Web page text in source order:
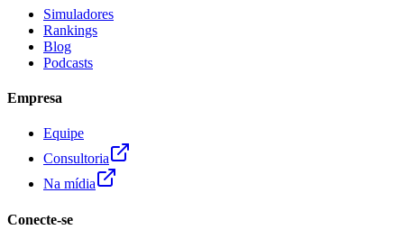
Simuladores
Rankings
Blog
Podcasts
Empresa
Equipe
Consultoria
Na mídia
Conecte-se